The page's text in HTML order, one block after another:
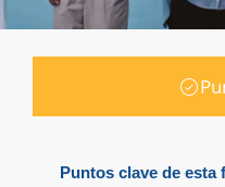
Puntos clave de esta